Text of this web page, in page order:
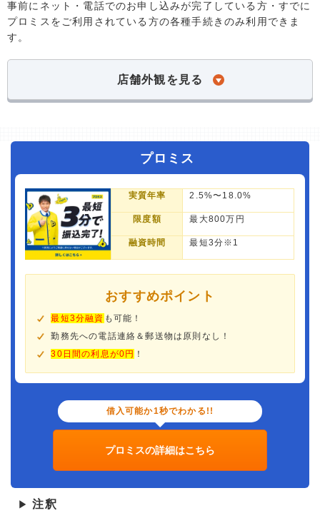
事前にネット・電話でのお申し込みが完了している方・すでに
プロミスをご利用されている方の各種手続きのみ利用できま
す。
店舗外観を見る
プロミス
実質年率 2.5%〜18.0%
限度額 最大800万円
融資時間 最短3分※1
おすすめポイント
最短3分融資 も可能！
勤務先への電話連絡＆郵送物は原則なし！
30日間の利息が0円 ！
借入可能か1秒でわかる!!
プロミスの詳細はこちら
▶ 注釈